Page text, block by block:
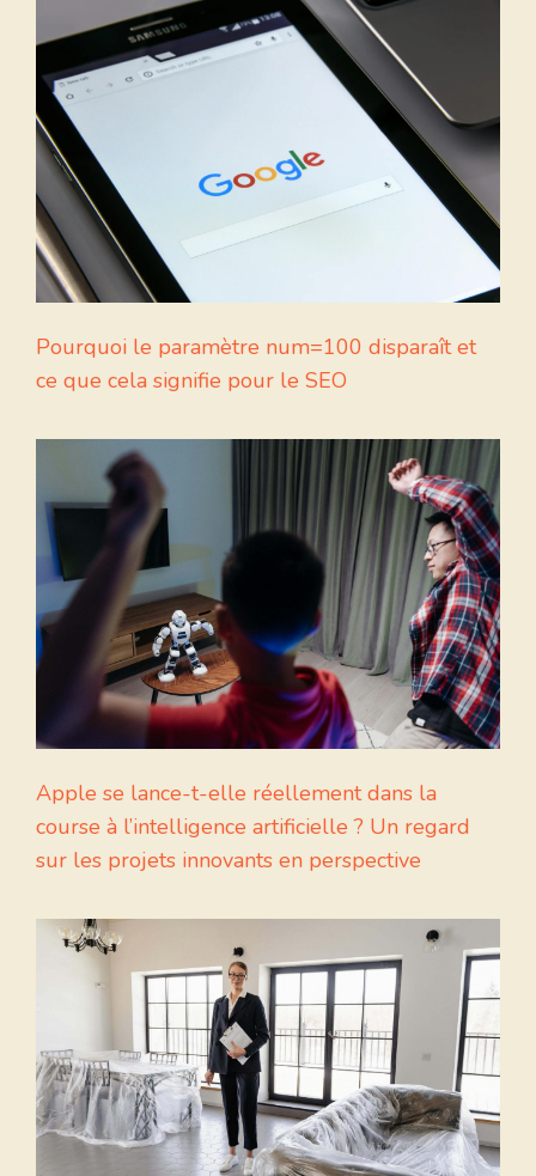
Pourquoi le paramètre num=100 disparaît et
ce que cela signifie pour le SEO
Apple se lance-t-elle réellement dans la
course à l’intelligence artificielle ? Un regard
sur les projets innovants en perspective